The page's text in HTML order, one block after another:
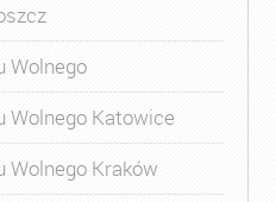
Wolnego
Wolnego Katowice
Wolnego Kraków